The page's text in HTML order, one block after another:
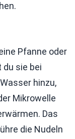
Pfanne oder
du sie bei
hinzu,
Mikrowelle
Das
die Nudeln